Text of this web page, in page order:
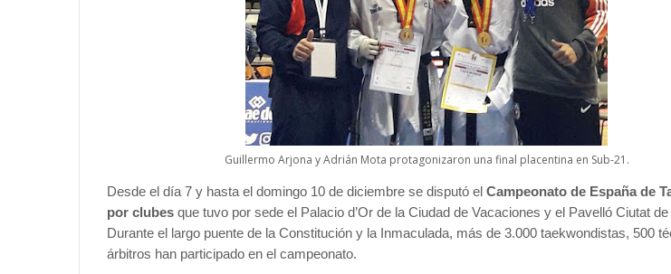
Guillermo Arjona y Adrián Mota protagonizaron una final placentina en Sub-21.
Desde el día 7 y hasta el domingo 10 de diciembre se disputó el Campeonato de España de
por clubes que tuvo por sede el Palacio d’Or de la Ciudad de Vacaciones y el Pavelló Ciutat
Durante el largo puente de la Constitución y la Inmaculada, más de 3.000 taekwondistas, 500
árbitros han participado en el campeonato.